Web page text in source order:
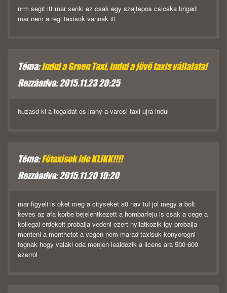
nrm segit itt mar senki ez csak egy szajtepos csicska brigad
mar nem a regi taxisok vannak itt
Téma:Indul a Green Taxi, indul a jövő taxis vállalata!
Hozzáadva: 2015.11.23 20:25
huzasd ki a fogaidat es irany a varosi taxi ujra indul
Téma:Főtaxisok ide KLIKK!!!!
Hozzáadva: 2015.11.20 19:20
mar figyeli is oket meg a cityseket a0 nav tul jol megy a bolt
keves az afa korbe bejelentkezett a hombarfeju is csak a cege a
kollegai erdekeit probalja vedeni ezert nyilatkozik igy probalja
menteni a menthetot a vegen nem marad taxisuk konyorogni
fognak hogy valaki oda menjen lealdozik a licens ara 500 600
ezerrol